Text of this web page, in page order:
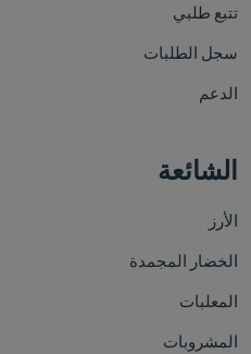
تتبع طلبي
سجل الطلبات
الدعم
الشائعة
الأرز
الخضار المجمدة
المعلبات
المشروبات